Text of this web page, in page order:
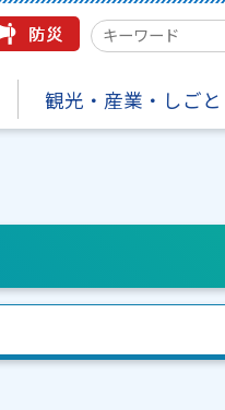
検
ー
観光・産業・しごと